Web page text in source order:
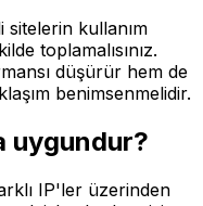
sitelerin kullanım
toplamalısınız.
düşürür hem de
benimsenmelidir.
uygundur?
IP'ler üzerinden